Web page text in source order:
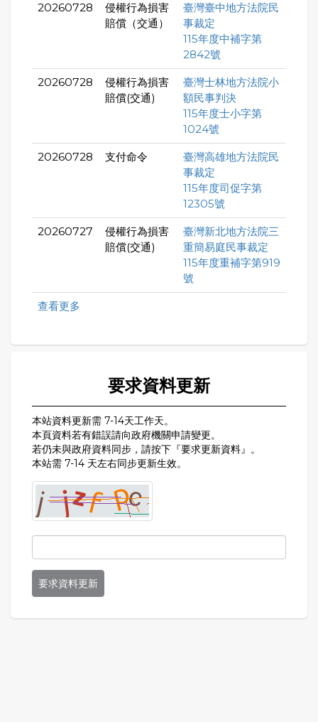
20260728
侵權行為損害
賠償（交通）
臺灣臺中地方法院民
事裁定
115年度中補字第
2842號
20260728
侵權行為損害
賠償(交通)
臺灣士林地方法院小
額民事判決
115年度士小字第
1024號
20260728 支付命令
臺灣高雄地方法院民
事裁定
115年度司促字第
12305號
20260727
侵權行為損害
賠償(交通)
臺灣新北地方法院三
重簡易庭民事裁定
115年度重補字第919
號
查看更多
要求資料更新
本站資料更新需 7-14天工作天。
本頁資料若有錯誤請向政府機關申請變更。
若仍未與政府資料同步，請按下『要求更新資料』。
本站需 7-14 天左右同步更新生效。
要求資料更新